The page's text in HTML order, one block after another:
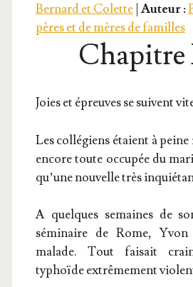
Bernard et Colette| Auteur :
pères et de mères de familles
Joies et épreuves se suivent
Les col­lé­giens étaient à peine
encore toute occu­pée du
qu’une nou­velle très
A quelques semaines de
sémi­naire de Rome,
malade. Tout fai­sait
typhoïde extrê­me­ment